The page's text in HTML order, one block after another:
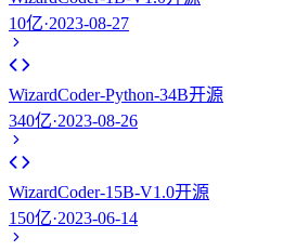
10亿·2023-08-27
WizardCoder-Python-34B开源
340亿·2023-08-26
WizardCoder-15B-V1.0开源
150亿·2023-06-14